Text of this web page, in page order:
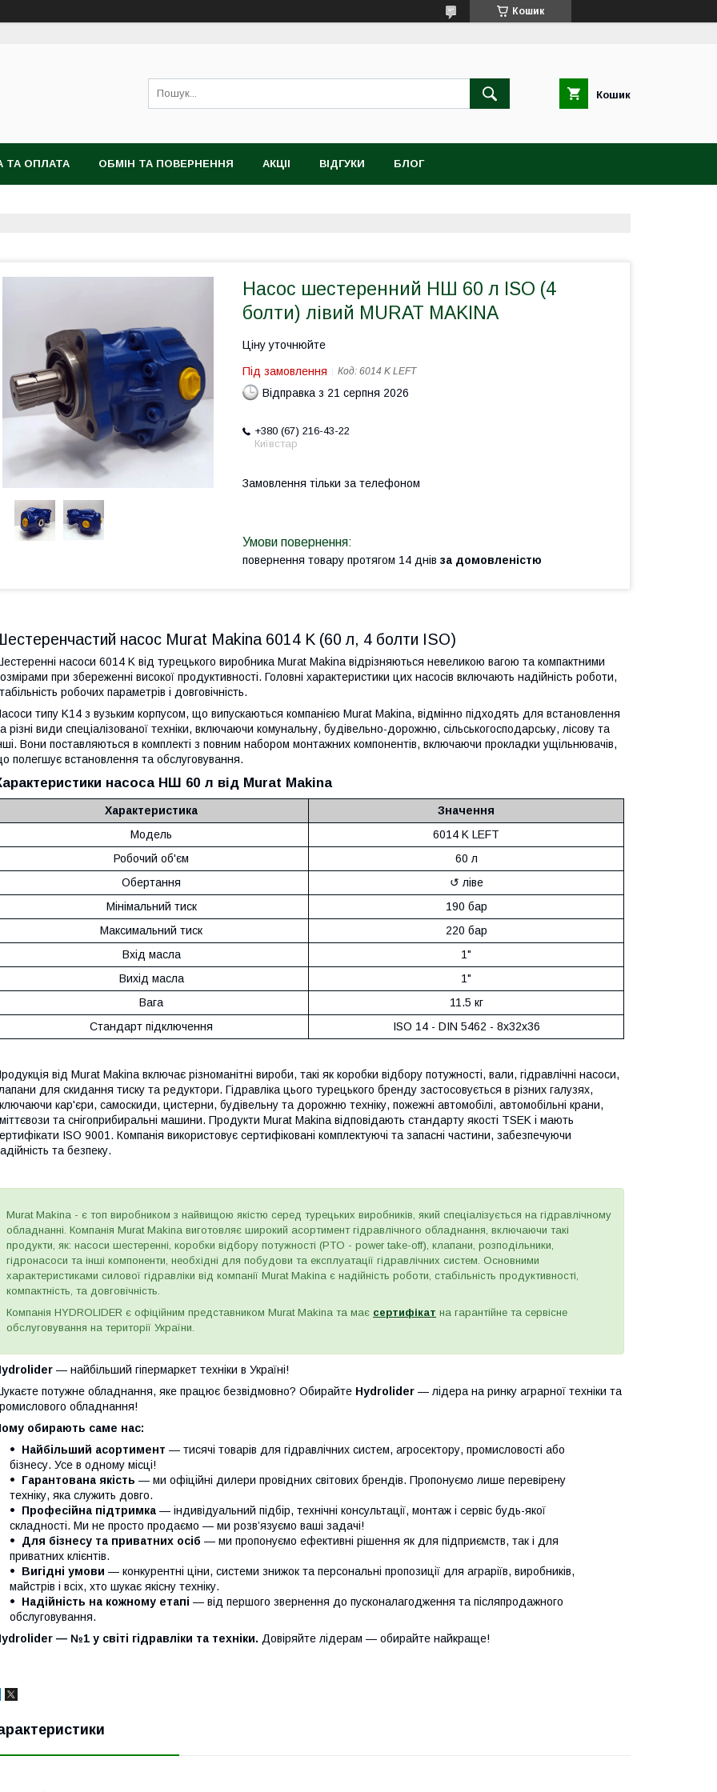
Кошик
Кошик
ТА ОПЛАТА ОБМІН ТА ПОВЕРНЕННЯ АКЦІІ ВІДГУКИ БЛОГ
Насос шестеренний НШ 60 л ISO (4
болти) лівий MURAT MAKINA
Ціну уточнюйте
Під замовлення Код: 6014 K LEFT
Відправка з 21 серпня 2026
+380 (67) 216-43-22
Київстар
Замовлення тільки за телефоном
повернення товару протягом 14 днів за домовленістю
насос Murat Makina 6014 K (60 л, 4 болти ISO)
насоси 6014 K від турецького виробника Murat Makina відрізняються невеликою вагою та компактними
при збереженні високої продуктивності. Головні характеристики цих насосів включають надійність роботи,
робочих параметрів і довговічність.
типу K14 з вузьким корпусом, що випускаються компанією Murat Makina, відмінно підходять для встановлення
різні види спеціалізованої техніки, включаючи комунальну, будівельно-дорожню, сільськогосподарську, лісову та
Вони поставляються в комплекті з повним набором монтажних компонентів, включаючи прокладки ущільнювачів,
полегшує встановлення та обслуговування.
насоса НШ 60 л від Murat Makina
Характеристика
Значення
Модель
6014 K LEFT
Робочий об'єм
60 л
Обертання
↺ ліве
Мінімальний тиск
190 бар
Максимальний тиск
220 бар
Вхід масла
1"
Вихід масла
1"
Вага
11.5 кг
Стандарт підключення
ISO 14 - DIN 5462 - 8x32x36
від Murat Makina включає різноманітні вироби, такі як коробки відбору потужності, вали, гідравлічні насоси,
для скидання тиску та редуктори. Гідравліка цього турецького бренду застосовується в різних галузях,
кар'єри, самоскиди, цистерни, будівельну та дорожню техніку, пожежні автомобілі, автомобільні крани,
та снігоприбиральні машини. Продукти Murat Makina відповідають стандарту якості TSEK і мають
ISO 9001. Компанія використовує сертифіковані комплектуючі та запасні частини, забезпечуючи
та безпеку.
Murat Makina - є топ виробником з найвищою якістю серед турецьких виробників, який спеціалізується на гідравлічному
обладнанні. Компанія Murat Makina виготовляє широкий асортимент гідравлічного обладнання, включаючи такі
продукти, як: насоси шестеренні, коробки відбору потужності (PTO - power take-off), клапани, розподільники,
гідронасоси та інші компоненти, необхідні для побудови та експлуатації гідравлічних систем. Основними
характеристиками силової гідравліки від компанії Murat Makina є надійність роботи, стабільність продуктивності,
компактність, та довговічність.
Компанія HYDROLIDER є офіційним представником Murat Makina та має сертифікат на гарантійне та сервісне
обслуговування на території України.
— найбільший гіпермаркет техніки в Україні!
потужне обладнання, яке працює безвідмовно? Обирайте Hydrolider — лідера на ринку аграрної техніки та
обладнання!
обирають саме нас:
Найбільший асортимент — тисячі товарів для гідравлічних систем, агросектору, промисловості або
бізнесу. Усе в одному місці!
Гарантована якість — ми офіційні дилери провідних світових брендів. Пропонуємо лише перевірену
техніку, яка служить довго.
Професійна підтримка — індивідуальний підбір, технічні консультації, монтаж і сервіс будь-якої
складності. Ми не просто продаємо — ми розв’язуємо ваші задачі!
Для бізнесу та приватних осіб — ми пропонуємо ефективні рішення як для підприємств, так і для
приватних клієнтів.
Вигідні умови — конкурентні ціни, системи знижок та персональні пропозиції для аграріїв, виробників,
майстрів і всіх, хто шукає якісну техніку.
Надійність на кожному етапі — від першого звернення до пусконалагодження та післяпродажного
обслуговування.
— №1 у світі гідравліки та техніки. Довіряйте лідерам — обирайте найкраще!